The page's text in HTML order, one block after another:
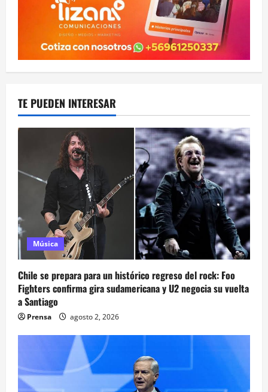
TE PUEDEN INTERESAR
Música
Chile se prepara para un histórico regreso del rock: Foo
Fighters confirma gira sudamericana y U2 negocia su vuelta
a Santiago
Prensa agosto 2, 2026